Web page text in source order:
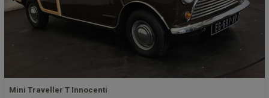
Mini Traveller T Innocenti